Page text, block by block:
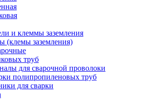
и клеммы заземления
(клемы заземления)
труб
для сварочной проволоки
полипропиленовых труб
для сварки